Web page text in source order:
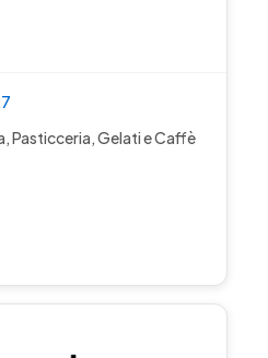
Pasticceria, Gelati e Caffè